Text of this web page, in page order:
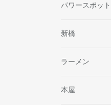
パワースポット
新橋
ラーメン
本屋